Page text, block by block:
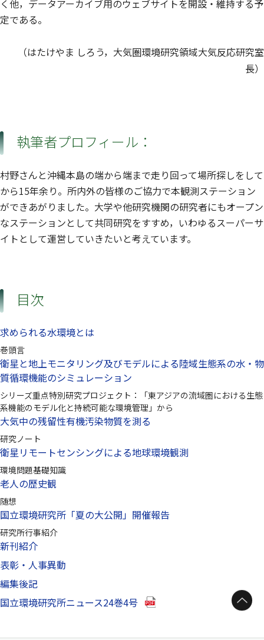
く他，データアーカイブ用のウェブサイトを開設・維持する予
定である。
（はたけやま しろう，大気圏環境研究領域大気反応研究室
長）
執筆者プロフィール：
村野さんと沖縄本島の端から端まで走り回って場所探しをして
から15年余り。所内外の皆様のご協力で本観測ステーション
ができあがりました。大学や他研究機関の研究者にもオープン
なステーションとして共同研究をすすめ，いわゆるスーパーサ
イトとして運営していきたいと考えています。
目次
求められる水環境とは
巻頭言
衛星と地上モニタリング及びモデルによる陸域生態系の水・物
質循環機能のシミュレーション
シリーズ重点特別研究プロジェクト：「東アジアの流域圏における生態
系機能のモデル化と持続可能な環境管理」から
大気中の残留性有機汚染物質を測る
研究ノート
衛星リモートセンシングによる地球環境観測
環境問題基礎知識
老人の歴史観
随想
国立環境研究所「夏の大公開」開催報告
研究所行事紹介
新刊紹介
表彰・人事異動
編集後記
国立環境研究所ニュース24巻4号（別ウインドウで開きます）
ページトップへ